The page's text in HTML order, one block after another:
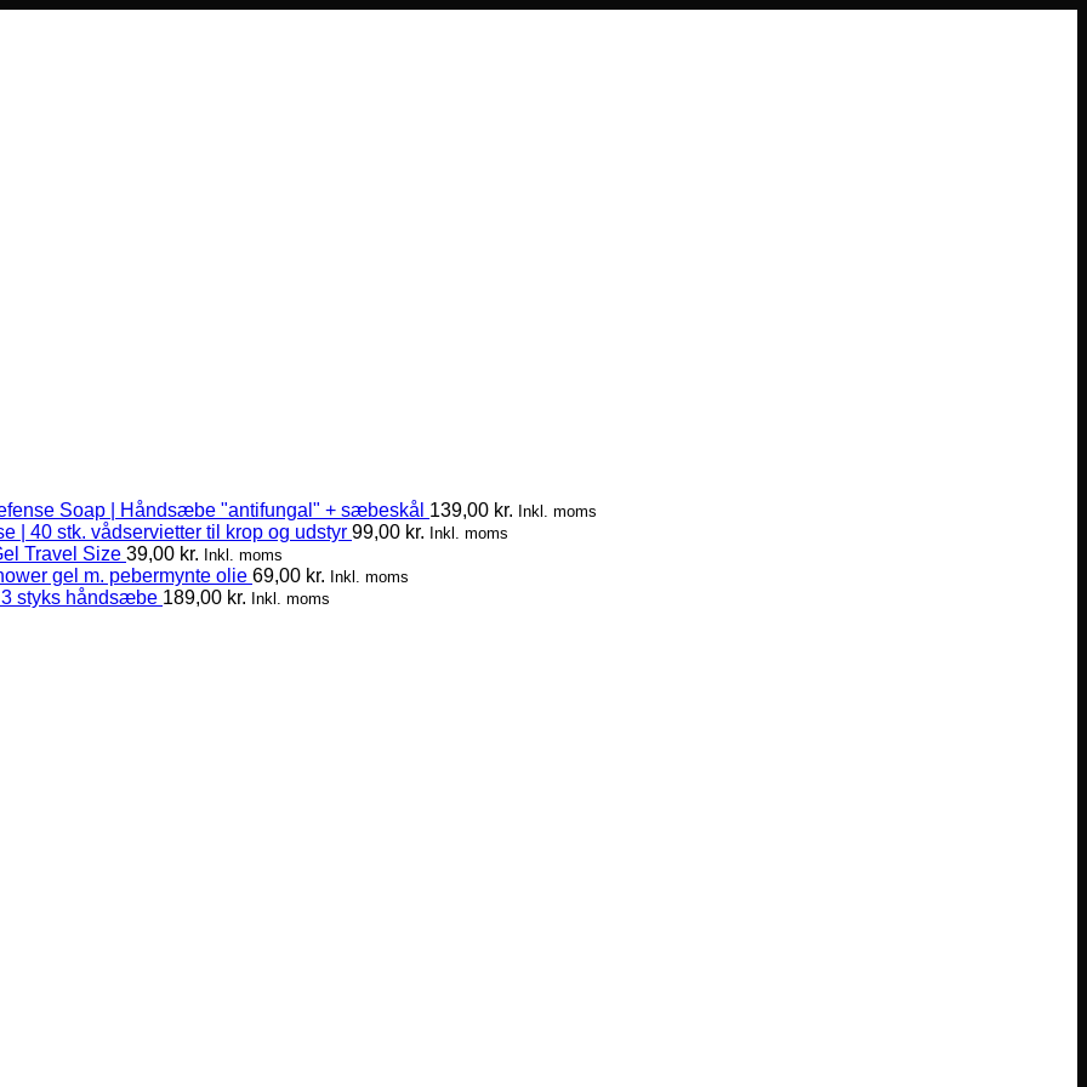
Soap | Håndsæbe "antifungal" + sæbeskål 139,00 kr. Inkl. moms
| 40 stk. vådservietter til krop og udstyr 99,00 kr. Inkl. moms
Travel Size 39,00 kr. Inkl. moms
gel m. pebermynte olie 69,00 kr. Inkl. moms
styks håndsæbe 189,00 kr. Inkl. moms